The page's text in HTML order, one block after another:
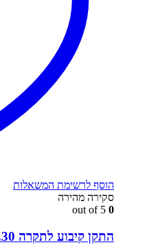
הוסף לרשימת המשאלות
סקירה מהירה
0